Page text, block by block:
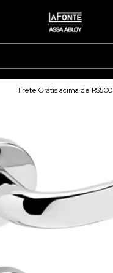
Frete Grátis acima de R$500